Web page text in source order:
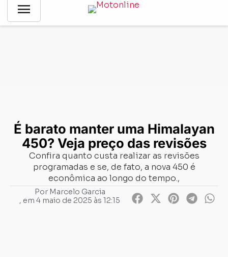
menu
Notícias Sem categoria-É barato manter uma Himalayan
É barato manter uma Himalayan
450? Veja preço das revisões
Confira quanto custa realizar as revisões
programadas e se, de fato, a nova 450 é
econômica ao longo do tempo.,
PorMarcelo Garcia
, em 4 maio de 2025 às 12:15